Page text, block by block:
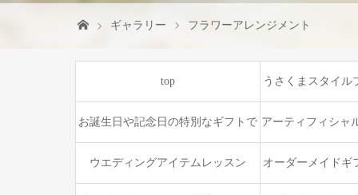
ギャラリー フラワーアレンジメント
top うさくまスタイル
ワー
お誕生日や記念日の特別なギフトで
オーダー
アーティフィシャ
まフラワースタイ
ウエディングアイテムレッスン オーダーメイドギ